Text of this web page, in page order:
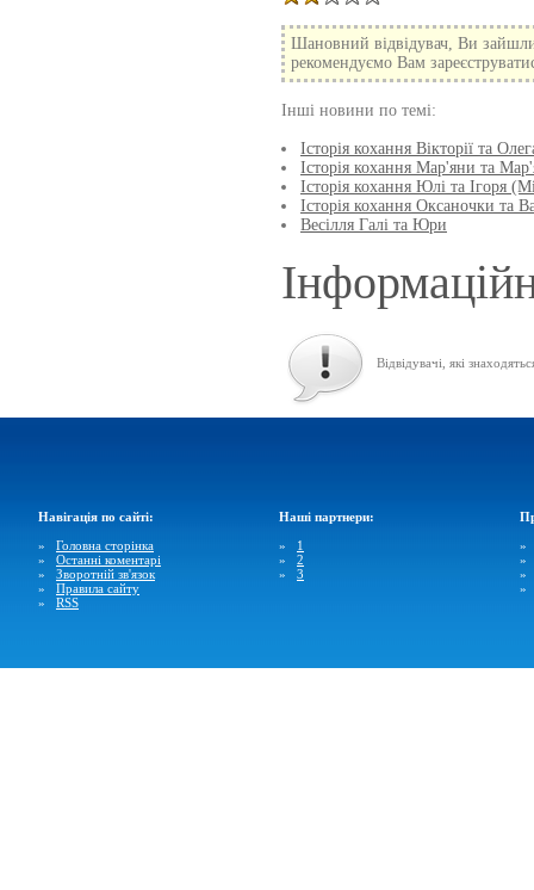
Шановний відвідувач, Ви
рекомендуємо Вам
Інші новини по темі:
Історія кохання Вікторії та
Історія кохання Мар'яни та
Історія кохання Юлі та Ігоря
Історія кохання Оксаночки та
Весілля Галі та Юри
Відвідувачі, які
Навігація по сайті:
» Головна сторінка
» Останні коментарі
» Зворотній зв'язок
» Правила сайту
» RSS
Наші партнери:
» 1
» 2
» 3